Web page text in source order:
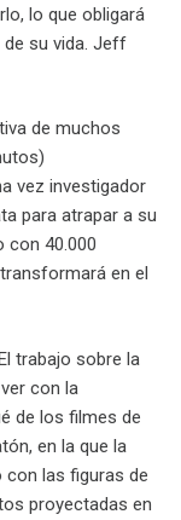
lo que obligará
su vida. Jeff
de muchos
vez investigador
para atrapar a su
con 40.000
en el
trabajo sobre la
con la
de los filmes de
en la que la
las figuras de
proyectadas en